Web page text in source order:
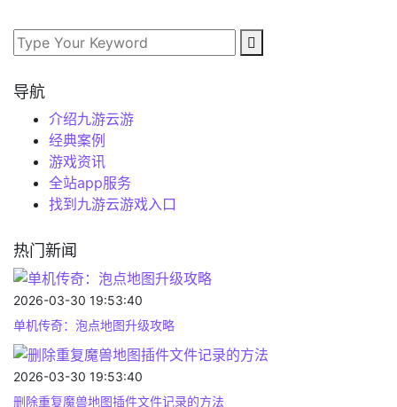
导航
介绍九游云游
经典案例
游戏资讯
全站app服务
找到九游云游戏入口
热门新闻
2026-03-30 19:53:40
单机传奇：泡点地图升级攻略
2026-03-30 19:53:40
删除重复魔兽地图插件文件记录的方法